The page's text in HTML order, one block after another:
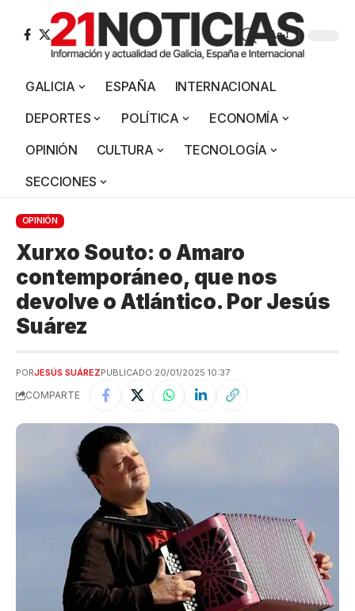
Aa
GALICIA ESPAÑA
INTERNACIONAL
DEPORTES
POLÍTICA
ECONOMÍA
OPINIÓN
CULTURA
TECNOLOGÍA
SECCIONES
OPINIÓN
Xurxo Souto: o Amaro
contemporáneo, que nos
devolve o Atlántico. Por Jesús
Suárez
PORJESÚS SUÁREZPUBLICADO 20/01/2025 10:37
COMPARTE